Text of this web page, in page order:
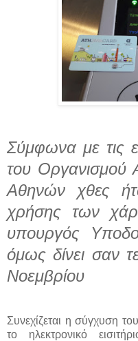
Σύμφωνα με τις
του Οργανισμού
Αθηνών χθες
χρήσης των
υπουργός
όμως δίνει σαν
Νοεμβρίου
Συνεχίζεται η σύγχυση
το ηλεκτρονικό